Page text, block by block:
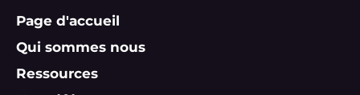
Page d'accueil
Qui sommes nous
Ressources